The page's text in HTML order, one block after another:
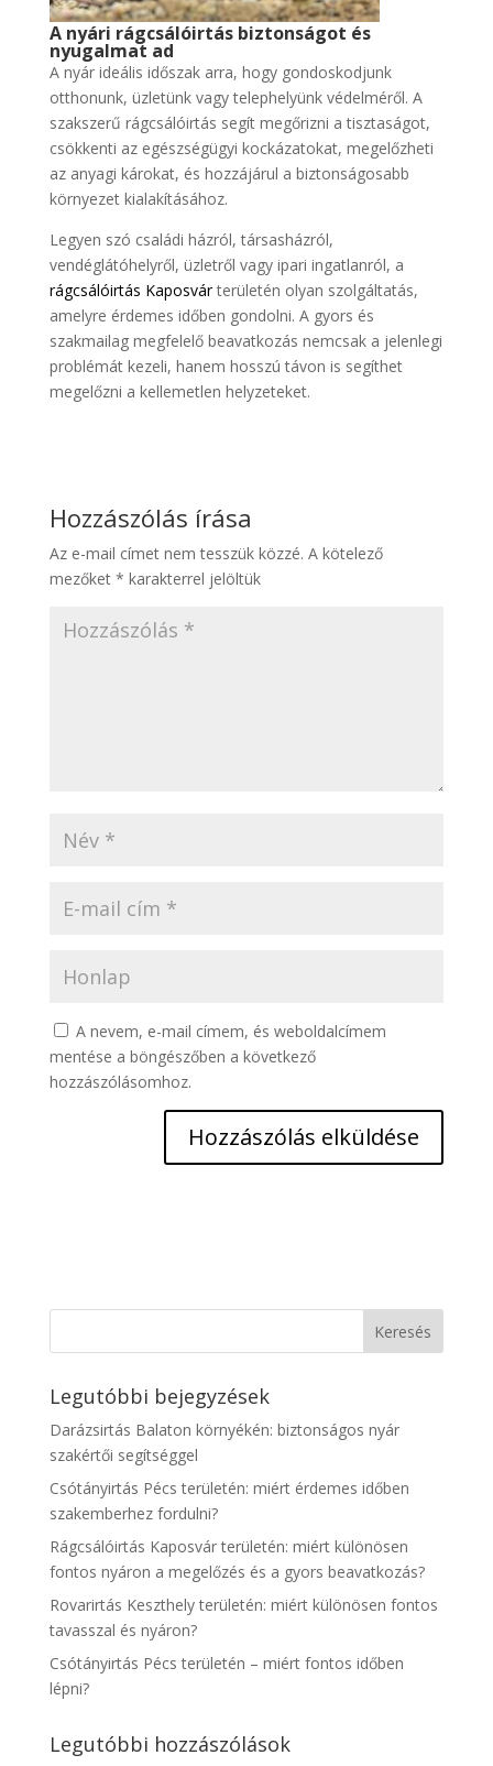
A nyári rágcsálóirtás biztonságot és
nyugalmat ad
A nyár ideális időszak arra, hogy gondoskodjunk
otthonunk, üzletünk vagy telephelyünk védelméről. A
szakszerű rágcsálóirtás segít megőrizni a tisztaságot,
csökkenti az egészségügyi kockázatokat, megelőzheti
az anyagi károkat, és hozzájárul a biztonságosabb
környezet kialakításához.
Legyen szó családi házról, társasházról,
vendéglátóhelyről, üzletről vagy ipari ingatlanról, a
rágcsálóirtás Kaposvárterületén olyan szolgáltatás,
amelyre érdemes időben gondolni. A gyors és
szakmailag megfelelő beavatkozás nemcsak a jelenlegi
problémát kezeli, hanem hosszú távon is segíthet
megelőzni a kellemetlen helyzeteket.
Hozzászólás írása
Az e-mail címet nem tesszük közzé. A kötelező
mezőket * karakterrel jelöltük
A nevem, e-mail címem, és weboldalcímem
mentése a böngészőben a következő
hozzászólásomhoz.
Legutóbbi bejegyzések
Darázsirtás Balaton környékén: biztonságos nyár
szakértői segítséggel
Csótányirtás Pécs területén: miért érdemes időben
szakemberhez fordulni?
Rágcsálóirtás Kaposvár területén: miért különösen
fontos nyáron a megelőzés és a gyors beavatkozás?
Rovarirtás Keszthely területén: miért különösen fontos
tavasszal és nyáron?
Csótányirtás Pécs területén – miért fontos időben
lépni?
Legutóbbi hozzászólások